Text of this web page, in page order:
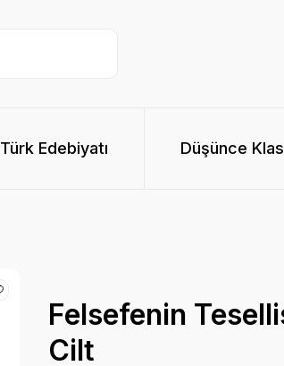
Türk Edebiyatı Düşünce
Felsefenin
Cilt